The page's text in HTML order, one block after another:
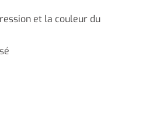
et la couleur du